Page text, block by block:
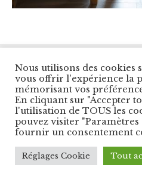
Designed by
Nous utilisons des cookies
vous offrir l'expérience la
mémorisant vos
En cliquant sur "Accepter
l'utilisation de TOUS les
pouvez visiter "Paramètres
fournir un consentement
Réglages Cookie Tout